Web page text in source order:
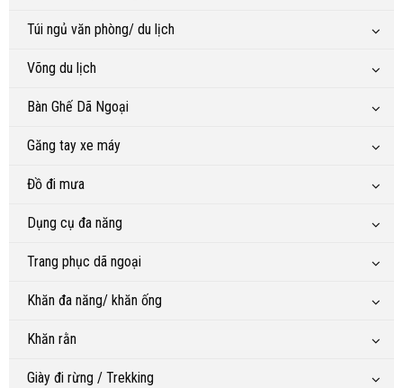
Túi ngủ văn phòng/ du lịch
Võng du lịch
Bàn Ghế Dã Ngoại
Găng tay xe máy
Đồ đi mưa
Dụng cụ đa năng
Trang phục dã ngoại
Khăn đa năng/ khăn ống
Khăn rằn
Giày đi rừng / Trekking